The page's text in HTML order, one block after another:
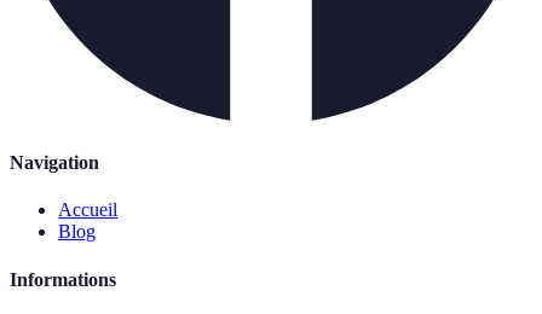
Navigation
Accueil
Blog
Informations